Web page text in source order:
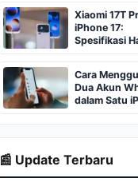
Xiaomi 17T
iPhone 17:
Spesifikasi
Agresif Jadi
Cara
Dua Akun
dalam Satu
📰 Update Terbaru